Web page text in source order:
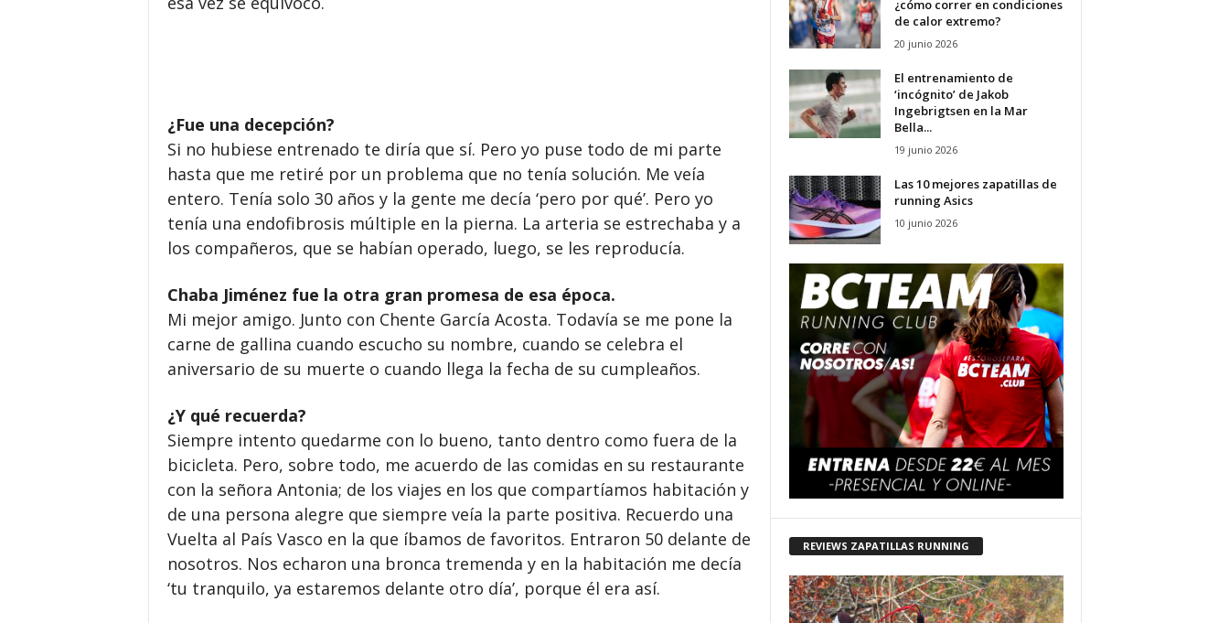
¿Fue una decepción?
Si no hubiese entrenado te diría que sí. Pero yo puse todo de mi parte
hasta que me retiré por un problema que no tenía solución. Me veía
entero. Tenía solo 30 años y la gente me decía ‘pero por qué’. Pero yo
tenía una endofibrosis múltiple en la pierna. La arteria se estrechaba y a
los compañeros, que se habían operado, luego, se les reproducía.
Chaba Jiménez fue la otra gran promesa de esa época.
Mi mejor amigo. Junto con Chente García Acosta. Todavía se me pone la
carne de gallina cuando escucho su nombre, cuando se celebra el
aniversario de su muerte o cuando llega la fecha de su cumpleaños.
¿Y qué recuerda?
Siempre intento quedarme con lo bueno, tanto dentro como fuera de la
bicicleta. Pero, sobre todo, me acuerdo de las comidas en su restaurante
con la señora Antonia; de los viajes en los que compartíamos habitación y
de una persona alegre que siempre veía la parte positiva. Recuerdo una
Vuelta al País Vasco en la que íbamos de favoritos. Entraron 50 delante de
nosotros. Nos echaron una bronca tremenda y en la habitación me decía
‘tu tranquilo, ya estaremos delante otro día’, porque él era así.
¿cómo correr en condiciones
de calor extremo?
20 junio 2026
El entrenamiento de
‘incógnito’ de Jakob
Ingebrigtsen en la Mar
Bella...
19 junio 2026
Las 10 mejores zapatillas de
running Asics
10 junio 2026
REVIEWS ZAPATILLAS RUNNING